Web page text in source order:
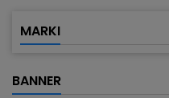
MARKI
BANNER